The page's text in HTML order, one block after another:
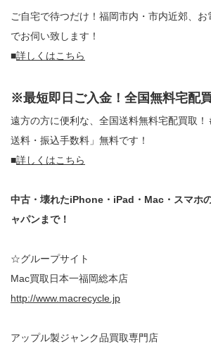
ご自宅で待つだけ！福岡市内・市内近郊、お
でお伺い致します！
■詳しくはこちら
※最短即日ご入金！全国無料宅配
遠方の方に便利な、全国送料無料宅配買取！
送料・振込手数料」無料です！
■詳しくはこちら
中古・壊れたiPhone・iPad・Mac・スマホ
ャパンまで！
☆グループサイト
Mac買取日本一福岡総本店
http://www.macrecycle.jp
アップル製ジャンク品買取専門店